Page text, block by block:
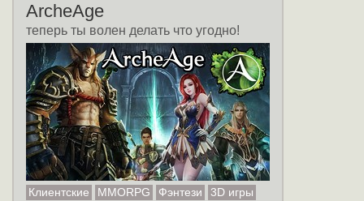
ArcheAge
теперь ты волен делать что угодно!
Клиентские MMORPG Фэнтези
3D игры